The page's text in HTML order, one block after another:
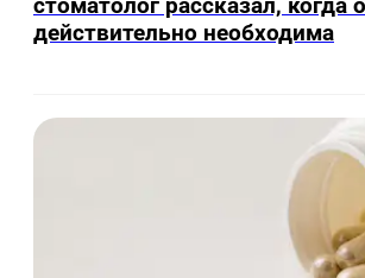
стоматолог рассказал, когда
действительно необходима